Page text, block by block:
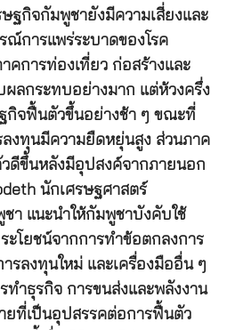
ษฐกิจกัมพูชายังมีความเสี่ยงและ
ณ์การแพร่ระบาดของโรค
าคการท่องเที่ยว ก่อสร้างและ
ลกระทบอย่างมาก แต่ห้วงครึ่ง
กิจฟื้นตัวขึ้นอย่างช้า ๆ ขณะที่
ลงทุนมีความยืดหยุ่นสูง ส่วนภาค
ดีขึ้นหลังมีอุปสงค์จากภายนอก
นักเศรษฐศาสตร์
า แนะนำให้กัมพูชาบังคับใช้
ะโยชน์จากการทำข้อตกลงการ
รลงทุนใหม่ และเครื่องมืออื่น ๆ
ำธุรกิจ การขนส่งและพลังงาน
ที่เป็นอุปสรรคต่อการฟื้นตัว